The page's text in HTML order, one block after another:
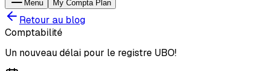
Menu My Compta Plan
Retour au blog
Comptabilité
Un nouveau délai pour le registre UBO!